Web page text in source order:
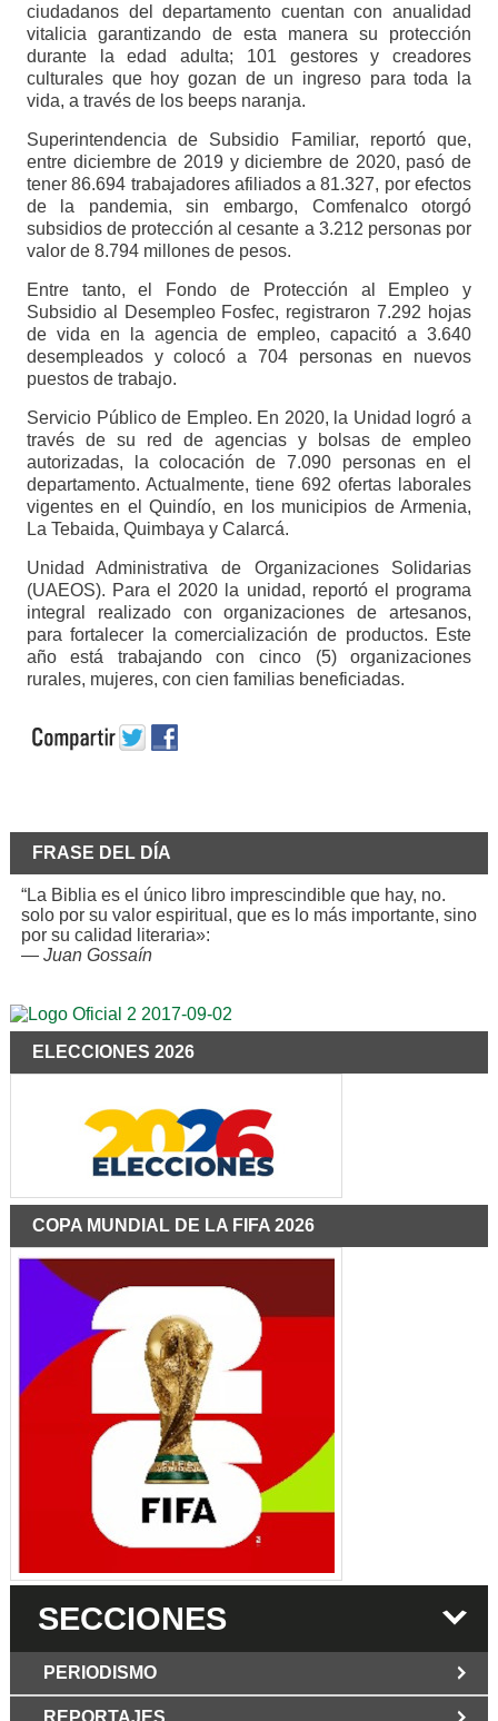
ciudadanos del departamento cuentan con anualidad
vitalicia garantizando de esta manera su protección
durante la edad adulta; 101 gestores y creadores
culturales que hoy gozan de un ingreso para toda la
vida, a través de los beeps naranja.
Superintendencia de Subsidio Familiar, reportó que,
entre diciembre de 2019 y diciembre de 2020, pasó de
tener 86.694 trabajadores afiliados a 81.327, por efectos
de la pandemia, sin embargo, Comfenalco otorgó
subsidios de protección al cesante a 3.212 personas por
valor de 8.794 millones de pesos.
Entre tanto, el Fondo de Protección al Empleo y
Subsidio al Desempleo Fosfec, registraron 7.292 hojas
de vida en la agencia de empleo, capacitó a 3.640
desempleados y colocó a 704 personas en nuevos
puestos de trabajo.
Servicio Público de Empleo. En 2020, la Unidad logró a
través de su red de agencias y bolsas de empleo
autorizadas, la colocación de 7.090 personas en el
departamento. Actualmente, tiene 692 ofertas laborales
vigentes en el Quindío, en los municipios de Armenia,
La Tebaida, Quimbaya y Calarcá.
Unidad Administrativa de Organizaciones Solidarias
(UAEOS). Para el 2020 la unidad, reportó el programa
integral realizado con organizaciones de artesanos,
para fortalecer la comercialización de productos. Este
año está trabajando con cinco (5) organizaciones
rurales, mujeres, con cien familias beneficiadas.
FRASE DEL DÍA
“La Biblia es el único libro imprescindible que hay, no.
solo por su valor espiritual, que es lo más importante, sino
por su calidad literaria»:
— Juan Gossaín
ELECCIONES 2026
COPA MUNDIAL DE LA FIFA 2026
SECCIONES
PERIODISMO
REPORTAJES